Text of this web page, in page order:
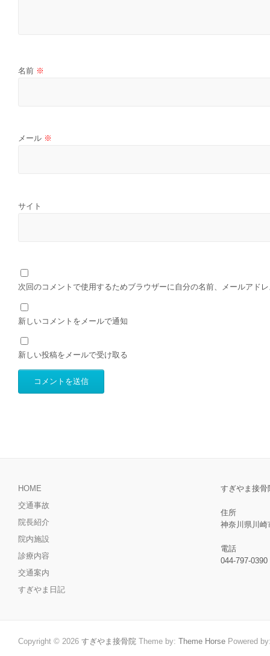
名前 ※
メール ※
サイト
次回のコメントで使用するためブラウザーに自分の名前、メールアド
新しいコメントをメールで通知
新しい投稿をメールで受け取る
HOME
交通事故
院長紹介
院内施設
診療内容
交通案内
すぎやま日記
すぎやま接骨
住所
神奈川県川崎
電話
044-797-0390
Copyright © 2026 すぎやま接骨院 Theme by: Theme Horse Powered